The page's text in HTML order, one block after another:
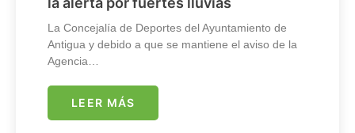
La Concejalía de Deportes del Ayuntamiento de
Antigua y debido a que se mantiene el aviso de la
Agencia…
LEER MÁS